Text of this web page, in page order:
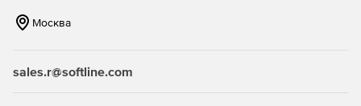
платформы «Интеллект».
безопасности дорожного движения и контроля
Москва
sales.r@softline.com